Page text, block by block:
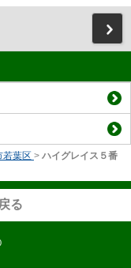
若葉区 > ハイグレイス５番
る